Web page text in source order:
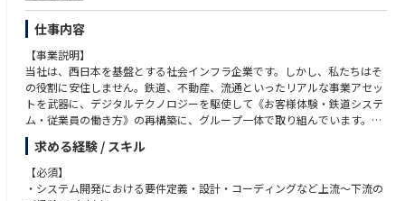
仕事内容
【事業説明】
当社は、西日本を基盤とする社会インフラ企業です。しかし、私たちはそ
の役割に安住しません。鉄道、不動産、流通といったリアルな事業アセッ
トを武器に、デジタルテクノロジーを駆使して《お客様体験・鉄道システ
ム・従業員の働き方》の再構築に、グループ一体で取り組んでいます。
【募集概要】
私たちは今、「単なる移動アプリ」であったWESTERを、お客様一人ひと
りの毎日を豊かに彩る「暮らしのOS」へと進化させる挑戦の真っ只中にい
求める経験 / スキル
【必須】
・システム開発における要件定義・設計・コーディングなど上流〜下流の